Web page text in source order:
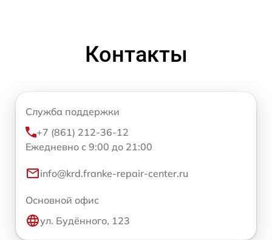
Контакты
Служба поддержки
+7 (861) 212-36-12
Ежедневно с 9:00 до 21:00
info@krd.franke-repair-center.ru
Основной офис
ул. Будённого, 123